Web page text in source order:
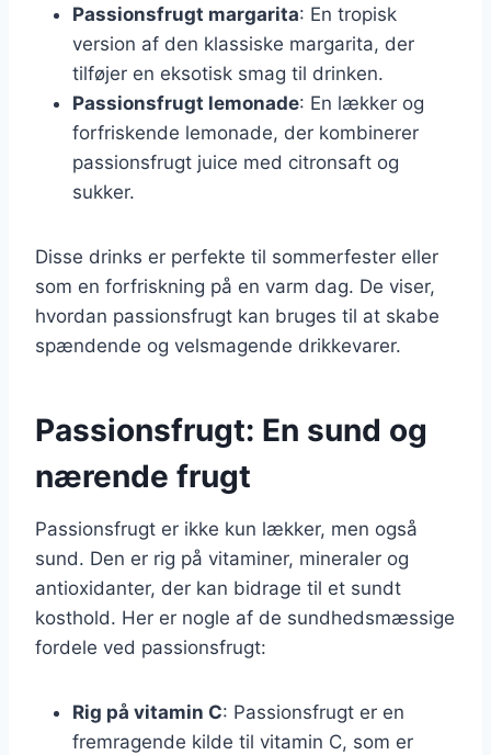
Passionsfrugt margarita: En tropisk
version af den klassiske margarita, der
tilføjer en eksotisk smag til drinken.
Passionsfrugt lemonade: En lækker og
forfriskende lemonade, der kombinerer
passionsfrugt juice med citronsaft og
sukker.
Disse drinks er perfekte til sommerfester eller
som en forfriskning på en varm dag. De viser,
hvordan passionsfrugt kan bruges til at skabe
spændende og velsmagende drikkevarer.
Passionsfrugt: En sund og
nærende frugt
Passionsfrugt er ikke kun lækker, men også
sund. Den er rig på vitaminer, mineraler og
antioxidanter, der kan bidrage til et sundt
kosthold. Her er nogle af de sundhedsmæssige
fordele ved passionsfrugt:
Rig på vitamin C: Passionsfrugt er en
fremragende kilde til vitamin C, som er